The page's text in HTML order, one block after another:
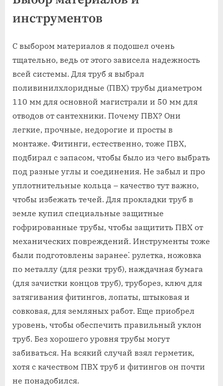
инструментов
С выбором материалов я подошел очень
тщательно‚ ведь от этого зависела надежность
всей системы. Для труб я выбрал
поливинилхлоридные (ПВХ) трубы диаметром
110 мм для основной магистрали и 50 мм для
отводов от сантехники. Почему ПВХ? Они
легкие‚ прочные‚ недорогие и просты в
монтаже. Фитинги‚ естественно‚ тоже ПВХ‚
подбирал с запасом‚ чтобы было из чего выбрать
под разные углы и соединения. Не забыл и про
уплотнительные кольца – качество тут важно‚
чтобы избежать течей. Для прокладки труб в
земле купил специальные защитные
гофрированные трубы‚ чтобы защитить ПВХ от
механических повреждений. Инструменты тоже
были подготовлены заранее⁚ рулетка‚ ножовка
по металлу (для резки труб)‚ наждачная бумага
(для зачистки концов труб)‚ труборез‚ ключ для
затягивания фитингов‚ лопаты‚ штыковая и
совковая‚ для земляных работ. Еще приобрел
уровень‚ чтобы обеспечить правильный уклон
труб. Без хорошего уровня трубы могут
забиваться. На всякий случай взял герметик‚
хотя с качеством ПВХ труб и фитингов он почти
не понадобился.